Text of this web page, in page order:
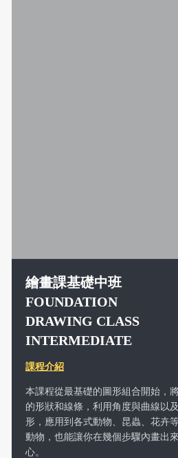
繪畫課基礎中班
FOUNDATION
DRAWING CLASS
INTERMEDIATE
課程介紹
本課程從最基礎的圖形組合開始，
的形狀和線條，利用角度與曲線以
形，應用到各式動物、昆蟲、花卉
動物，也能讓你在幾個步驟內畫出
心。